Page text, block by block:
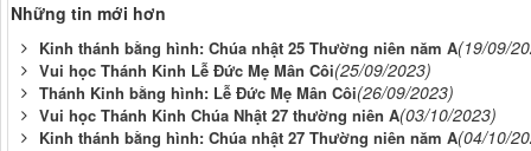
Những tin mới hơn
Kinh thánh bằng hình: Chúa nhật 25 Thường niên năm A(19/09/
Vui học Thánh Kinh Lễ Đức Mẹ Mân Côi(25/09/2023)
Thánh Kinh bằng hình: Lễ Đức Mẹ Mân Côi(26/09/2023)
Vui học Thánh Kinh Chúa Nhật 27 thường niên A(03/10/2023)
Kinh thánh bằng hình: Chúa nhật 27 Thường niên năm A(04/10/